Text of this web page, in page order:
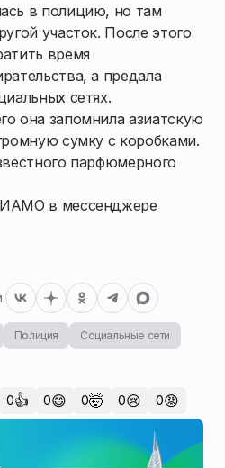
в полицию, но там
участок. После этого
время
а предала
сетях.
она запомнила азиатскую
сумку с коробками.
парфюмерного
в мессенджере
Полиция
Социальные сети
0👍 0😄 0🤯 0😢 0😡